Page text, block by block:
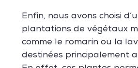
Enfin, nous avons choisi
plantations de végétaux
comme le romarin ou la
destinées principalement